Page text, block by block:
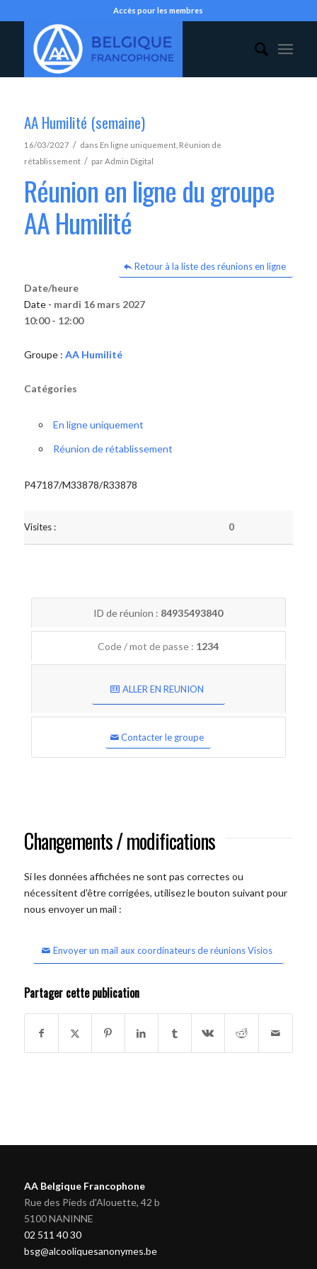
Accès pour les membres
AA Humilité (semaine)
16/03/2027 / dans En ligne uniquement, Réunion de
rétablissement / parAdmin Digital
Réunion en ligne du groupe
AA Humilité
Retour à la liste des réunions en ligne
Date/heure
Date - mardi 16 mars 2027
10:00 - 12:00
Groupe : AA Humilité
Catégories
En ligne uniquement
Réunion de rétablissement
P47187/M33878/R33878
Visites : 0
ID de réunion : 84935493840
Code / mot de passe : 1234
ALLER EN REUNION
Contacter le groupe
Changements / modifications
Si les données affichées ne sont pas correctes ou
nécessitent d'être corrigées, utilisez le bouton suivant pour
nous envoyer un mail :
Envoyer un mail aux coordinateurs de réunions Visios
Partager cette publication
AA Belgique Francophone
Rue des Pieds d'Alouette, 42 b
5100 NANINNE
02 511 40 30
bsg@alcooliquesanonymes.be